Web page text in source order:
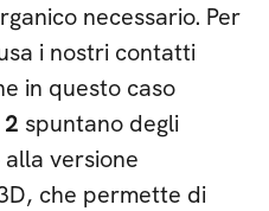
necessario. Per
i nostri contatti
in questo caso
spuntano degli
versione
che permette di